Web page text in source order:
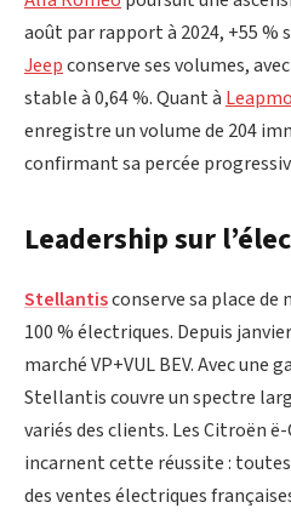
août par rapport à 2024, +55 %
Jeepconserve ses volumes,
stable à 0,64 %. Quant à
enregistre un volume de 204
confirmant sa percée
Leadership sur
Stellantisconserve sa place de
100 % électriques. Depuis
marché VP+VUL BEV. Avec une
Stellantis couvre un spectre
variés des clients. Les Citroën
incarnent cette réussite :
des ventes électriques